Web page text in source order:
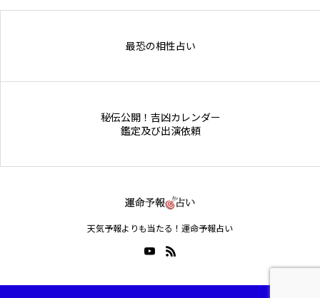
最恐の相性占い
秘伝公開！吉凶カレンダー
鑑定及び出演依頼
天気予報よりも当たる！運命予報占い